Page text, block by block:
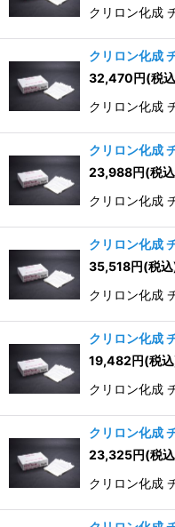
クリロン化成
クリロン化成
32,470円(税
クリロン化成
クリロン化成
23,988円(税
クリロン化成
クリロン化成
35,518円(税
クリロン化成
クリロン化成
19,482円(税
クリロン化成
クリロン化成
23,325円(税
クリロン化成